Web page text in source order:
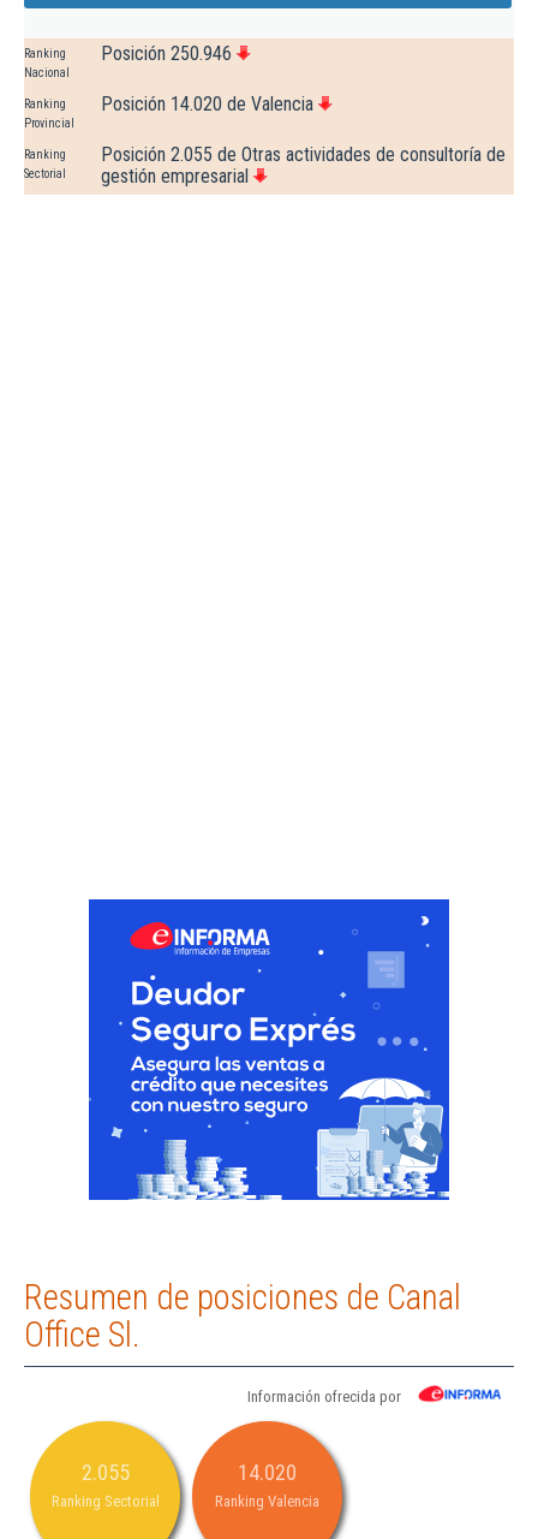
Ranking
Nacional
Posición 250.946
Ranking
Provincial
Posición 14.020 de Valencia
Ranking
Sectorial
Posición 2.055 de Otras actividades de consultoría de
gestión empresarial
Resumen de posiciones de Canal
Office Sl.
Información ofrecida por
2.055
Ranking Sectorial
14.020
Ranking Valencia